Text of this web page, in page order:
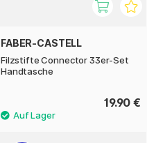
FABER-CASTELL
Filzstifte Connector 33er-Set
Handtasche
19.90 €